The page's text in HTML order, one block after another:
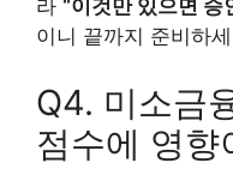
라 “이것만 있으면 승
이니 끝까지 준비하
Q4. 미소금
점수에 영향